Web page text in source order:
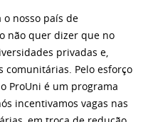
nosso país de
não quer dizer que no
privadas e,
comunitárias. Pelo esforço
ProUni é um programa
incentivamos vagas nas